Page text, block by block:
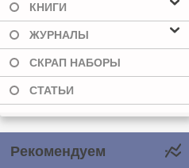
КНИГИ
ЖУРНАЛЫ
СКРАП НАБОРЫ
СТАТЬИ
Рекомендуем